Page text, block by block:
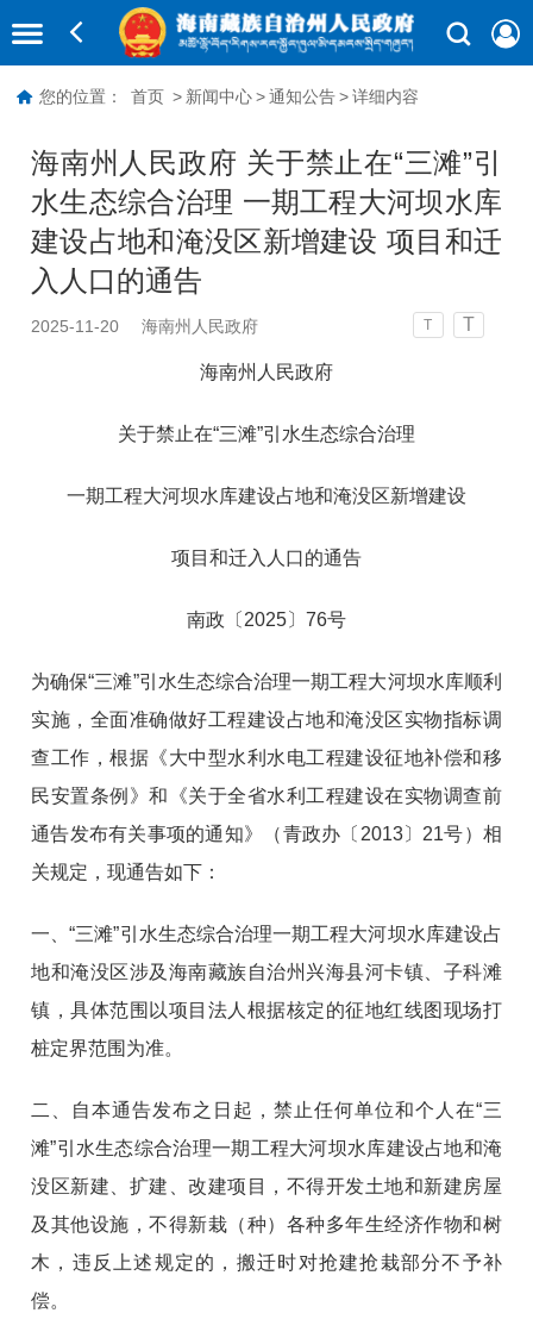
您的位置： 首页 > 新闻中心 > 通知公告 > 详细内容
海南州人民政府 关于禁止在“三滩”引
水生态综合治理 一期工程大河坝水库
建设占地和淹没区新增建设 项目和迁
入人口的通告
2025-11-20 海南州人民政府 T T
海南州人民政府
关于禁止在“三滩”引水生态综合治理
一期工程大河坝水库建设占地和淹没区新增建设
项目和迁入人口的通告
南政〔2025〕76号
为确保“三滩”引水生态综合治理一期工程大河坝水库顺利
实施，全面准确做好工程建设占地和淹没区实物指标调
查工作，根据《大中型水利水电工程建设征地补偿和移
民安置条例》和《关于全省水利工程建设在实物调查前
通告发布有关事项的通知》（青政办〔2013〕21号）相
关规定，现通告如下：
一、“三滩”引水生态综合治理一期工程大河坝水库建设占
地和淹没区涉及海南藏族自治州兴海县河卡镇、子科滩
镇，具体范围以项目法人根据核定的征地红线图现场打
桩定界范围为准。
二、自本通告发布之日起，禁止任何单位和个人在“三
滩”引水生态综合治理一期工程大河坝水库建设占地和淹
没区新建、扩建、改建项目，不得开发土地和新建房屋
及其他设施，不得新栽（种）各种多年生经济作物和树
木，违反上述规定的，搬迁时对抢建抢栽部分不予补
偿。